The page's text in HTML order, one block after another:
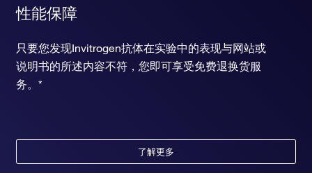
性能保障
只要您发现Invitrogen抗体在实验中的表现与网站或
说明书的所述内容不符，您即可享受免费退换货服
务。*
了解更多